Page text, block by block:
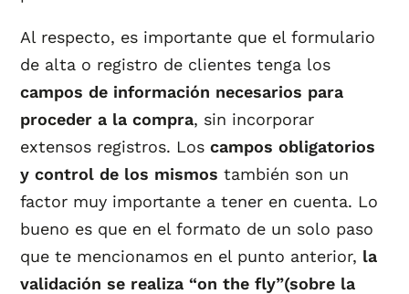
Al respecto, es importante que el formulario
de alta o registro de clientes tenga los
campos de información necesarios para
proceder a la compra, sin incorporar
extensos registros. Loscampos obligatorios
y control de los mismos también son un
factor muy importante a tener en cuenta. Lo
bueno es que en el formato de un solo paso
que te mencionamos en el punto anterior, la
validación se realiza “on the fly”(sobre la